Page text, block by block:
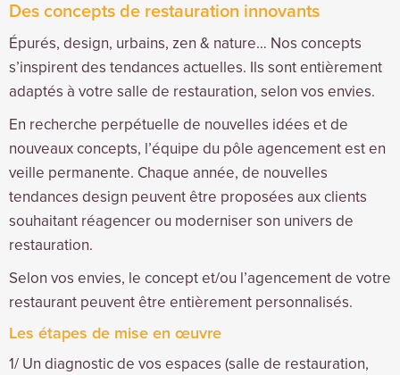
Des concepts de restauration innovants
Épurés, design, urbains, zen & nature… Nos concepts
s’inspirent des tendances actuelles. Ils sont entièrement
adaptés à votre salle de restauration, selon vos envies.
En recherche perpétuelle de nouvelles idées et de
nouveaux concepts, l’équipe du pôle agencement est en
veille permanente. Chaque année, de nouvelles
tendances design peuvent être proposées aux clients
souhaitant réagencer ou moderniser son univers de
restauration.
Selon vos envies, le concept et/ou l’agencement de votre
restaurant peuvent être entièrement personnalisés.
Les étapes de mise en œuvre
1/ Un diagnostic de vos espaces (salle de restauration,